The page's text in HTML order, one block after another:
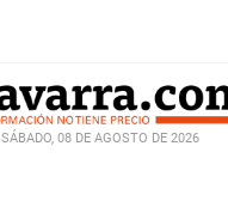
SÁBADO, 08 DE AGOSTO DE 2026